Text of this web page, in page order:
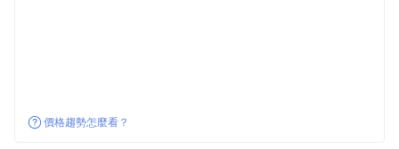
價格趨勢怎麼看？